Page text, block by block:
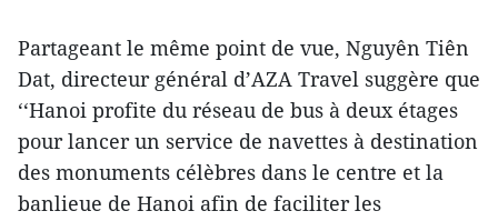
Partageant le même point de vue, Nguyên Tiên
Dat, directeur général d’AZA Travel suggère que
‘‘Hanoi profite du réseau de bus à deux étages
pour lancer un service de navettes à destination
des monuments célèbres dans le centre et la
banlieue de Hanoi afin de faciliter les